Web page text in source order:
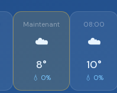
Maintenant
☁️
8°
💧 0%
08:00
☁️
10°
💧 0%